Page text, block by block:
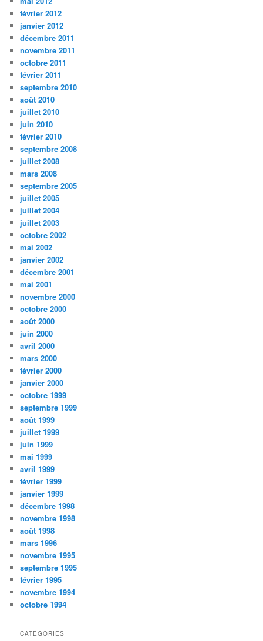
février 2012
janvier 2012
décembre 2011
novembre 2011
octobre 2011
février 2011
septembre 2010
août 2010
juillet 2010
juin 2010
février 2010
septembre 2008
juillet 2008
mars 2008
septembre 2005
juillet 2005
juillet 2004
juillet 2003
octobre 2002
mai 2002
janvier 2002
décembre 2001
mai 2001
novembre 2000
octobre 2000
août 2000
juin 2000
avril 2000
mars 2000
février 2000
janvier 2000
octobre 1999
septembre 1999
août 1999
juillet 1999
juin 1999
mai 1999
avril 1999
février 1999
janvier 1999
décembre 1998
novembre 1998
août 1998
mars 1996
novembre 1995
septembre 1995
février 1995
novembre 1994
octobre 1994
CATÉGORIES